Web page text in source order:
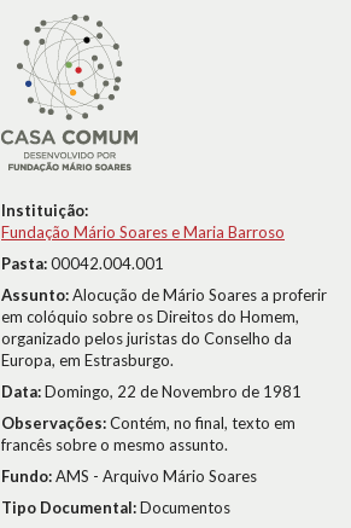
Instituição:
Fundação Mário Soares e Maria Barroso
Pasta:00042.004.001
Assunto:Alocução de Mário Soares a proferir
em colóquio sobre os Direitos do Homem,
organizado pelos juristas do Conselho da
Europa, em Estrasburgo.
Data:Domingo, 22 de Novembro de 1981
Observações:Contém, no final, texto em
francês sobre o mesmo assunto.
Fundo:AMS - Arquivo Mário Soares
Tipo Documental:Documentos